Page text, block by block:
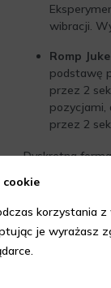
wibracji.
Romp
podstawę
przez 2
pozycjami,
przez 2
Dyskretna
korzystania z
je wyrażasz